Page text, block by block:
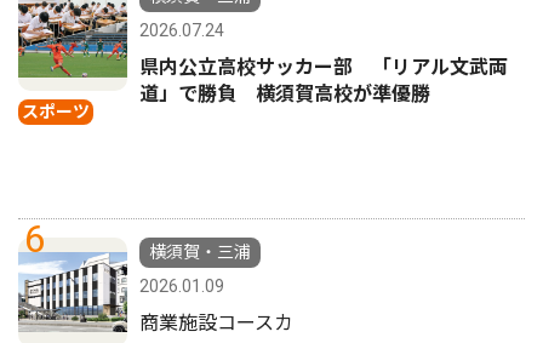
スポーツ
2026.07.24
県内公立高校サッカー部 「リアル文武両
道」で勝負 横須賀高校が準優勝
6
横須賀・三浦
2026.01.09
商業施設コースカ